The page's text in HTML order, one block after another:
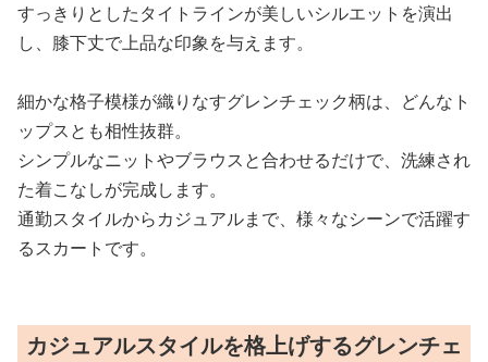
すっきりとしたタイトラインが美しいシルエットを演出
し、膝下丈で上品な印象を与えます。
細かな格子模様が織りなすグレンチェック柄は、どんなト
ップスとも相性抜群。
シンプルなニットやブラウスと合わせるだけで、洗練され
た着こなしが完成します。
通勤スタイルからカジュアルまで、様々なシーンで活躍す
るスカートです。
カジュアルスタイルを格上げするグレンチェ